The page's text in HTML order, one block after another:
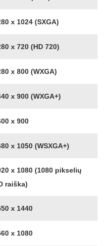
x 1024 (SXGA)
x 720 (HD 720)
x 800 (WXGA)
x 900 (WXGA+)
x 900
x 1050 (WSXGA+)
x 1080 (1080 pikselių
raiška)
x 1440
x 1080